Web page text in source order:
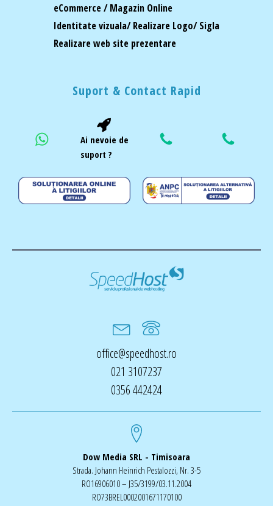
eCommerce / Magazin Online
Identitate vizuala/ Realizare Logo/ Sigla
Realizare web site prezentare
Suport & Contact Rapid
Ai nevoie de
suport ?
office@speedhost.ro
021 3107237
0356 442424
Dow Media SRL - Timisoara
Strada. Johann Heinrich Pestalozzi, Nr. 3-5
RO16906010 – J35/3199/03.11.2004
RO73BREL0002001671170100